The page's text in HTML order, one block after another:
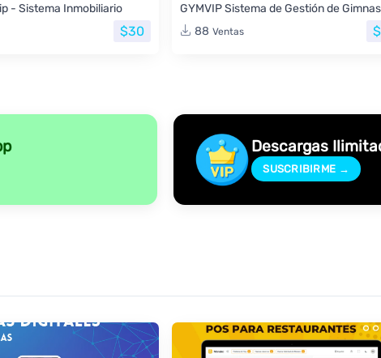
- Sistema Inmobiliario
$30
GYMVIP Sistema de Gestión de
88 Ventas
Descargas
SUSCRIBIRME →